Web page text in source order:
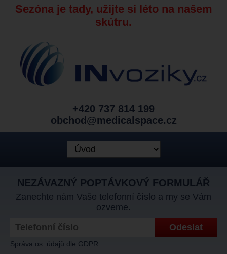
Sezóna je tady, užijte si léto na našem
skútru.
+420 737 814 199
obchod@medicalspace.cz
NEZÁVAZNÝ POPTÁVKOVÝ FORMULÁŘ
Zanechte nám Vaše telefonní číslo a my se Vám
ozveme.
Správa os. údajů dle GDPR